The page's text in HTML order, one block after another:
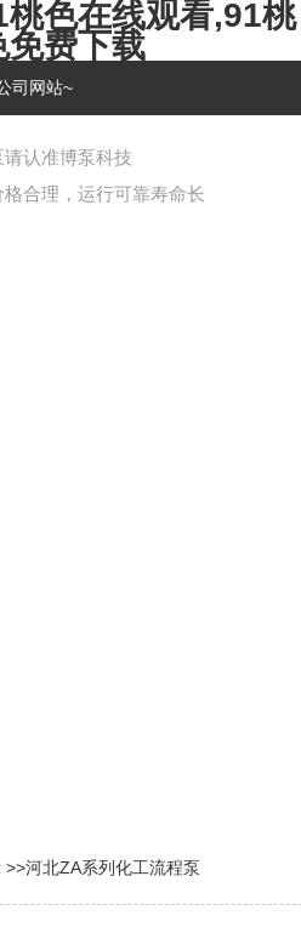
色在线观看,91桃
费下载
司网站~
认准博泵科技
价格合理，运行可靠寿命长
>>河北ZA系列化工流程泵